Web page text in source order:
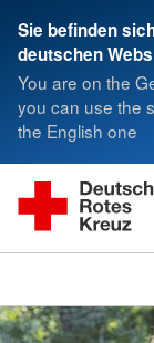
Sie befinden
deutschen
You are on the
you can use the
the English one